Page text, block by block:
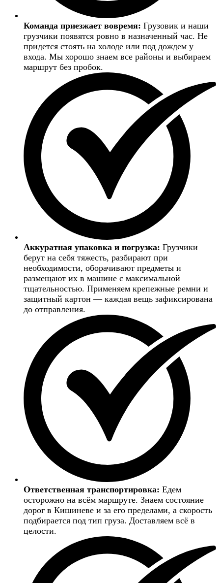
Команда приезжает вовремя: Грузовик и наши
грузчики появятся ровно в назначенный час. Не
придется стоять на холоде или под дождем у
входа. Мы хорошо знаем все районы и выбираем
маршрут без пробок.
Аккуратная упаковка и погрузка: Грузчики
берут на себя тяжесть, разбирают при
необходимости, оборачивают предметы и
размещают их в машине с максимальной
тщательностью. Применяем крепежные ремни и
защитный картон — каждая вещь зафиксирована
до отправления.
Ответственная транспортировка: Едем
осторожно на всём маршруте. Знаем состояние
дорог в Кишиневе и за его пределами, а скорость
подбирается под тип груза. Доставляем всё в
целости.